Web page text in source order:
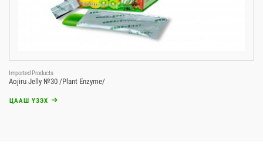
Imported Products
Aojiru Jelly №30 /Plant Enzyme/
ЦААШ ҮЗЭХ